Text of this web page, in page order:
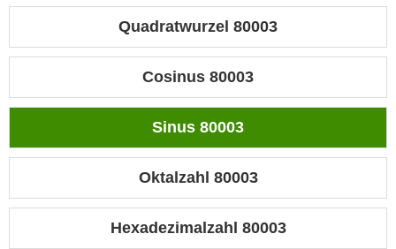
Quadratwurzel 80003
Cosinus 80003
Sinus 80003
Oktalzahl 80003
Hexadezimalzahl 80003